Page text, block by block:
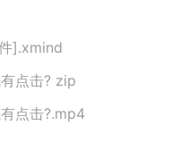
].xmind
点击? zip
点击?.mp4